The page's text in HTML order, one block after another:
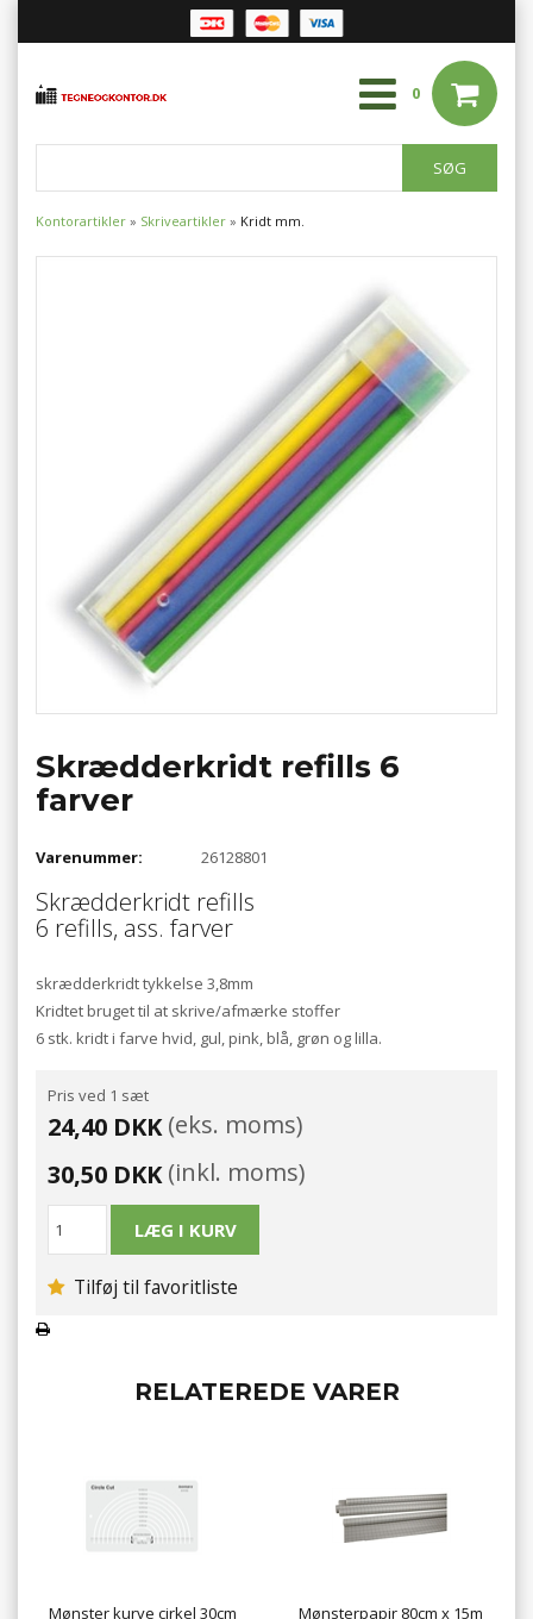
0
Kontorartikler » Skriveartikler » Kridt mm.
Skrædderkridt refills 6
farver
Varenummer: 26128801
Skrædderkridt refills
6 refills, ass. farver
skrædderkridt tykkelse 3,8mm
Kridtet bruget til at skrive/afmærke stoffer
6 stk. kridt i farve hvid, gul, pink, blå, grøn og lilla.
Pris ved 1 sæt
24,40 DKK(eks. moms)
30,50 DKK(inkl. moms)
Tilføj til favoritliste
RELATEREDE VARER
Mønster kurve cirkel 30cm
Mønsterpapir 80cm x 15m